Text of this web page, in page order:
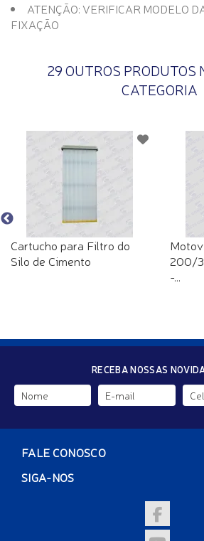
ATENÇÃO: VERIFICAR MODELO
FIXAÇÃO
29 OUTROS PRODUTOS
CATEGORIA
Cartucho para Filtro do
Silo de Cimento
200/
-...
RECEBA NOSSAS
FALE CONOSCO
SIGA-NOS